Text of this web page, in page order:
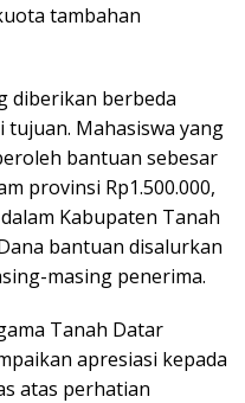
tambahan
diberikan berbeda
Mahasiswa yang
bantuan sebesar
provinsi Rp1.500.000,
Kabupaten Tanah
bantuan disalurkan
masing penerima.
Tanah Datar
apresiasi kepada
atas perhatian